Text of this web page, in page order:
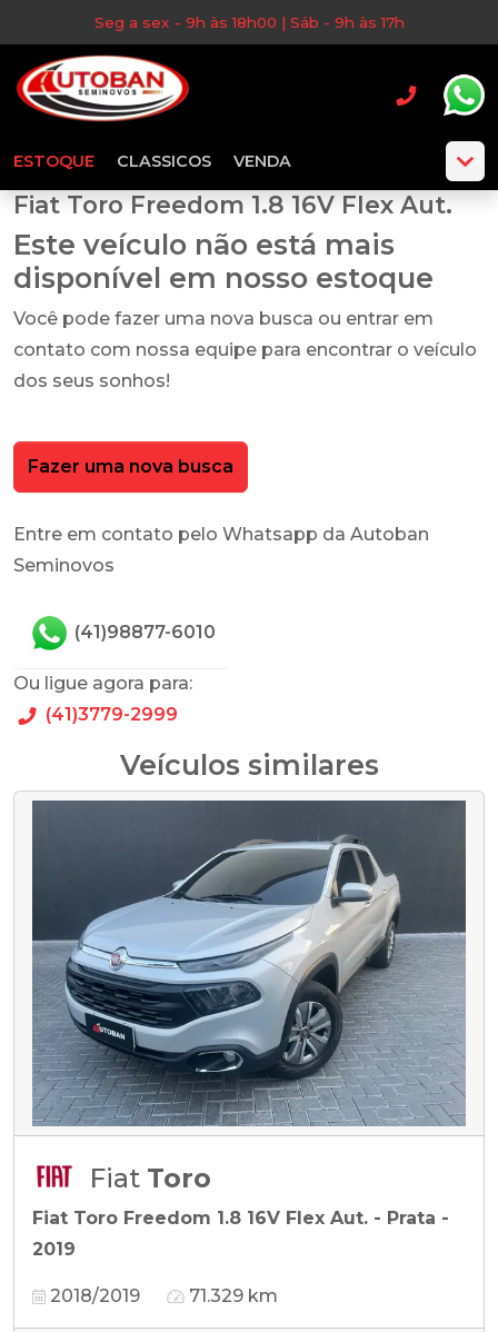
Seg a sex - 9h às 18h00 | Sáb - 9h às 17h
ESTOQUE CLASSICOS VENDA
Fiat Toro Freedom 1.8 16V Flex Aut.
Este veículo não está mais
disponível em nosso estoque
Você pode fazer uma nova busca ou entrar em
contato com nossa equipe para encontrar o veículo
dos seus sonhos!
Fazer uma nova busca
Entre em contato pelo Whatsapp da Autoban
Seminovos
(41)98877-6010
Ou ligue agora para:
(41)3779-2999
Veículos similares
Fiat Toro
Fiat Toro Freedom 1.8 16V Flex Aut. - Prata -
2019
2018/2019 71.329 km